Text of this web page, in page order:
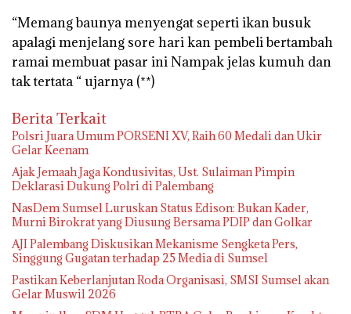
“Memang baunya menyengat seperti ikan busuk
apalagi menjelang sore hari kan pembeli bertambah
ramai membuat pasar ini Nampak jelas kumuh dan
tak tertata “ ujarnya (**)
Berita Terkait
Polsri Juara Umum PORSENI XV, Raih 60 Medali dan Ukir
Gelar Keenam
Ajak Jemaah Jaga Kondusivitas, Ust. Sulaiman Pimpin
Deklarasi Dukung Polri di Palembang
NasDem Sumsel Luruskan Status Edison: Bukan Kader,
Murni Birokrat yang Diusung Bersama PDIP dan Golkar
AJI Palembang Diskusikan Mekanisme Sengketa Pers,
Singgung Gugatan terhadap 25 Media di Sumsel
Pastikan Keberlanjutan Roda Organisasi, SMSI Sumsel akan
Gelar Muswil 2026